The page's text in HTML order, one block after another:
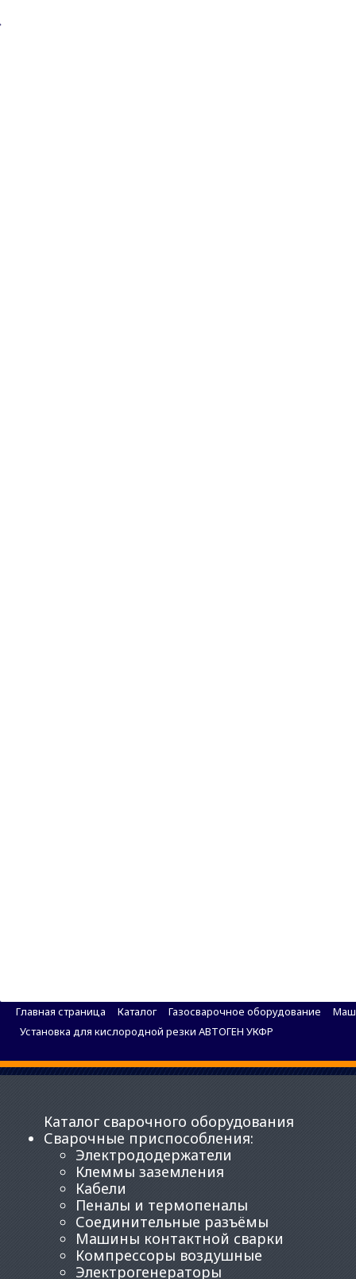
Главная страница Каталог Газосварочное оборудование
Установка для кислородной резки АВТОГЕН УКФР
Каталог сварочного оборудования
Сварочные приспособления:
Электрододержатели
Клеммы заземления
Кабели
Пеналы и термопеналы
Соединительные разъёмы
Машины контактной сварки
Компрессоры воздушные
Электрогенераторы